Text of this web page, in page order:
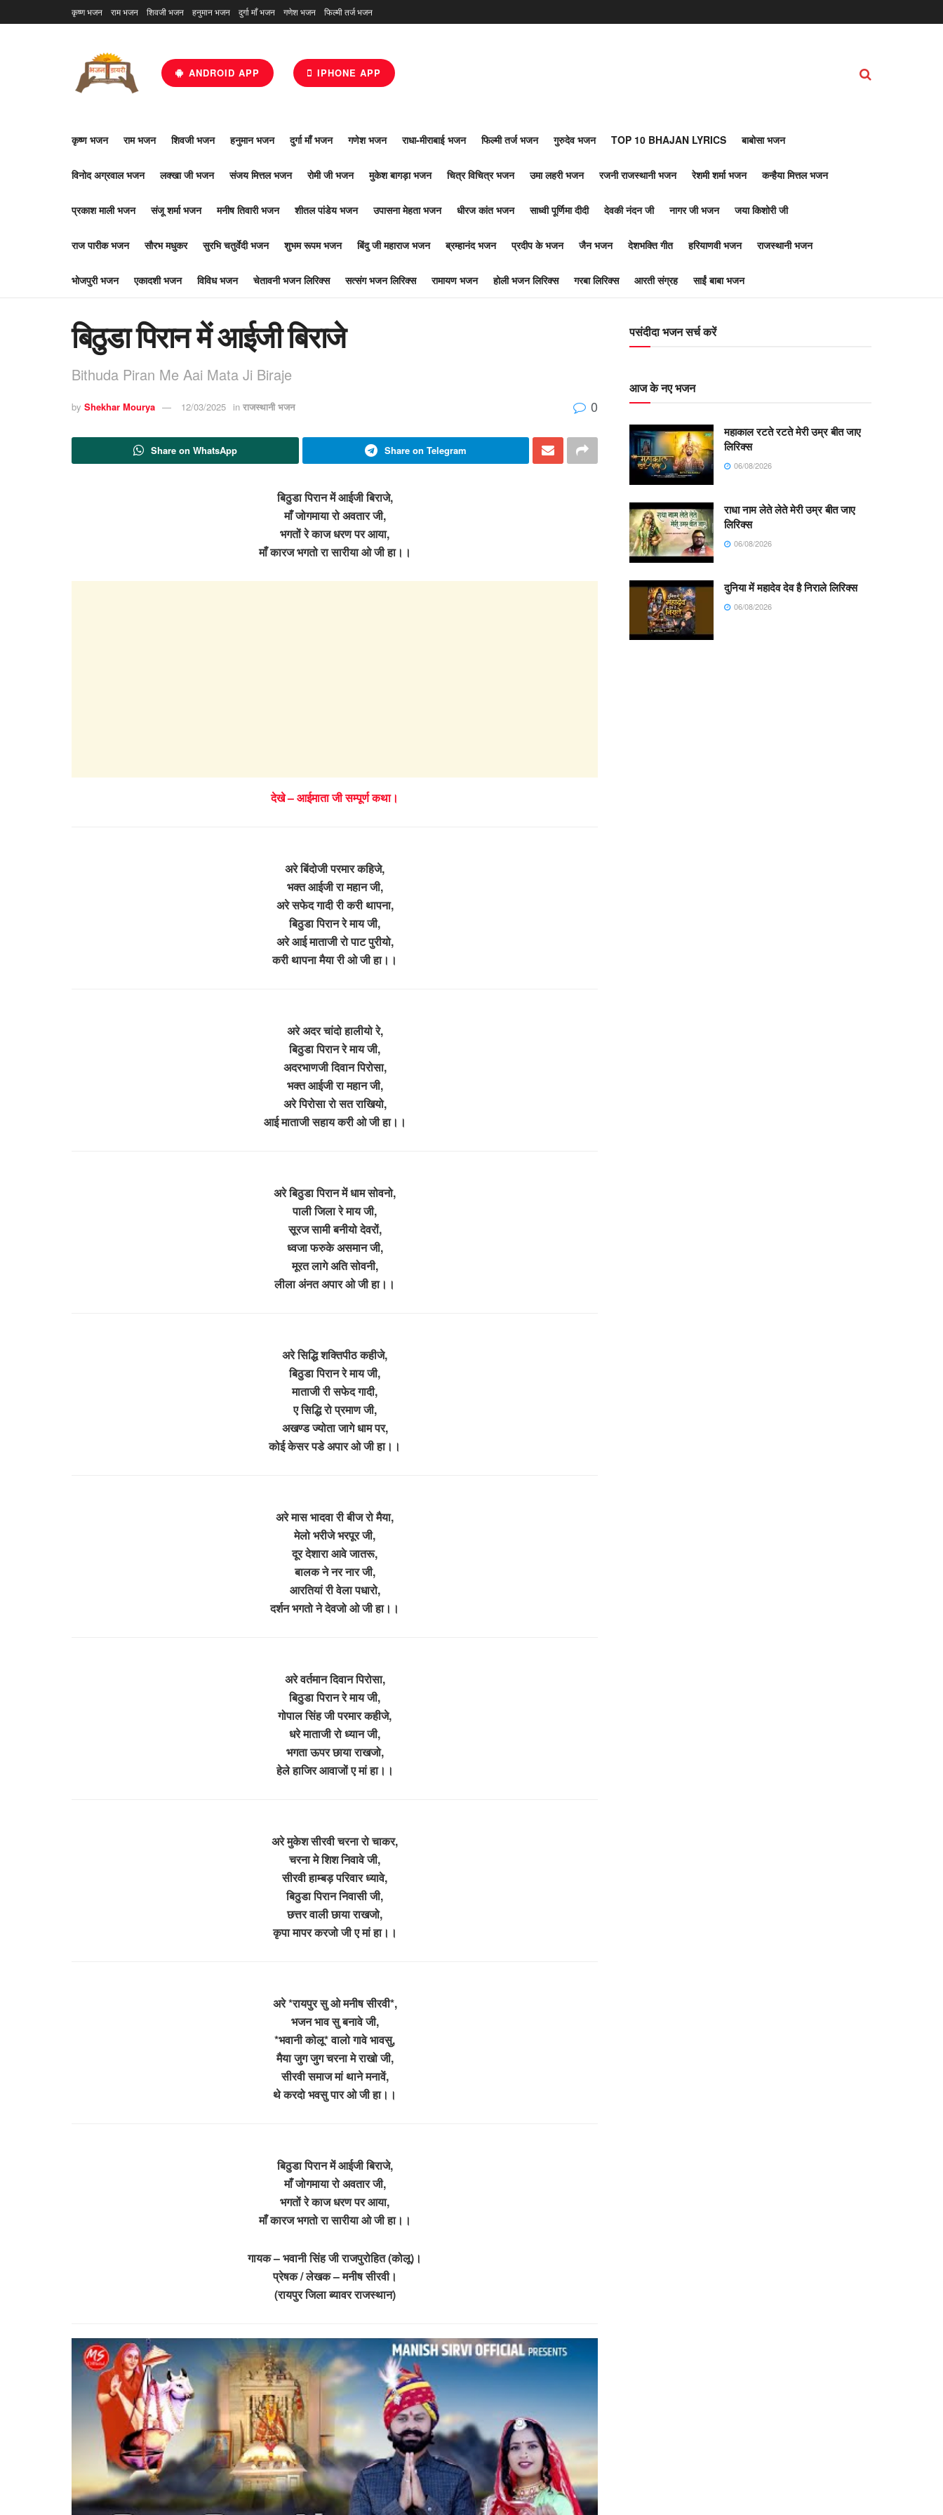
कृष्ण भजन राम भजन शिवजी भजन हनुमान भजन दुर्गा माँ भजन गणेश भजन फिल्मी तर्ज भजन
ANDROID APP IPHONE APP
कृष्ण भजन राम भजन शिवजी भजन हनुमान भजन दुर्गा माँ भजन गणेश भजन राधा-मीराबाई भजन फिल्मी तर्ज भजन गुरुदेव भजन TOP 10 BHAJAN LYRICS बाबोसा भजन
विनोद अग्रवाल भजन लक्खा जी भजन संजय मित्तल भजन रोमी जी भजन मुकेश बागड़ा भजन चित्र विचित्र भजन उमा लहरी भजन रजनी राजस्थानी भजन रेशमी शर्मा भजन कन्हैया मित्तल भजन
प्रकाश माली भजन संजू शर्मा भजन मनीष तिवारी भजन शीतल पांडेय भजन उपासना मेहता भजन धीरज कांत भजन साध्वी पूर्णिमा दीदी देवकी नंदन जी नागर जी भजन जया किशोरी जी
राज पारीक भजन सौरभ मधुकर सुरभि चतुर्वेदी भजन शुभम रूपम भजन बिंदु जी महाराज भजन ब्रम्हानंद भजन प्रदीप के भजन जैन भजन देशभक्ति गीत हरियाणवी भजन राजस्थानी भजन
भोजपुरी भजन एकादशी भजन विविध भजन चेतावनी भजन लिरिक्स सत्संग भजन लिरिक्स रामायण भजन होली भजन लिरिक्स गरबा लिरिक्स आरती संग्रह साईं बाबा भजन
बिठुडा पिरान में आईजी बिराजे
Bithuda Piran Me Aai Mata Ji Biraje
by Shekhar Mourya 12/03/2025 in राजस्थानी भजन 0
Share on WhatsApp Share on Telegram
बिठुडा पिरान में आईजी बिराजे,
माँ जोगमाया रो अवतार जी,
भगतों रे काज धरण पर आया,
माँ कारज भगतो रा सारीया ओ जी हा।।
देखे – आईमाता जी सम्पूर्ण कथा।
अरे बिंदोजी परमार कहिजे,
भक्त आईजी रा महान जी,
अरे सफेद गादी री करी थापना,
बिठुडा पिरान रे माय जी,
अरे आई माताजी रो पाट पुरीयो,
करी थापना मैया री ओ जी हा।।
अरे अदर चांदो हालीयो रे,
बिठुडा पिरान रे माय जी,
अदरभाणजी दिवान पिरोसा,
भक्त आईजी रा महान जी,
अरे पिरोसा रो सत राखियो,
आई माताजी सहाय करी ओ जी हा।।
अरे बिठुडा पिरान में धाम सोवनो,
पाली जिला रे माय जी,
सूरज सामी बनीयो देवरों,
ध्वजा फरुके असमान जी,
मूरत लागे अति सोवनी,
लीला अंनत अपार ओ जी हा।।
अरे सिद्धि शक्तिपीठ कहीजे,
बिठुडा पिरान रे माय जी,
माताजी री सफेद गादी,
ए सिद्धि रो प्रमाण जी,
अखण्ड ज्योता जागे धाम पर,
कोई केसर पडे अपार ओ जी हा।।
अरे मास भादवा री बीज रो मैया,
मेलो भरीजे भरपूर जी,
दूर देशारा आवे जातरू,
बालक ने नर नार जी,
आरतियां री वेला पधारो,
दर्शन भगतो ने देवजो ओ जी हा।।
अरे वर्तमान दिवान पिरोसा,
बिठुडा पिरान रे माय जी,
गोपाल सिंह जी परमार कहीजे,
धरे माताजी रो ध्यान जी,
भगता ऊपर छाया राखजो,
हेले हाजिर आवाजों ए मां हा।।
अरे मुकेश सीरवी चरना रो चाकर,
चरना मे शिश निवावे जी,
सीरवी हाम्बड़ परिवार ध्यावे,
बिठुडा पिरान निवासी जी,
छत्तर वाली छाया राखजो,
कृपा मापर करजो जी ए मां हा।।
अरे *रायपुर सु ओ मनीष सीरवी*,
भजन भाव सु बनावे जी,
*भवानी कोलू* वालो गावे भावसु,
मैया जुग जुग चरना मे राखो जी,
सीरवी समाज मां थाने मनावें,
थे करदो भवसु पार ओ जी हा।।
बिठुडा पिरान में आईजी बिराजे,
माँ जोगमाया रो अवतार जी,
भगतों रे काज धरण पर आया,
माँ कारज भगतो रा सारीया ओ जी हा।।
गायक – भवानी सिंह जी राजपुरोहित (कोलू)।
प्रेषक / लेखक – मनीष सीरवी।
(रायपुर जिला ब्यावर राजस्थान)
पसंदीदा भजन सर्च करें
आज के नए भजन
महाकाल रटते रटते मेरी उम्र बीत जाए
लिरिक्स
06/08/2026
राधा नाम लेते लेते मेरी उम्र बीत जाए
लिरिक्स
06/08/2026
दुनिया में महादेव देव है निराले लिरिक्स
06/08/2026